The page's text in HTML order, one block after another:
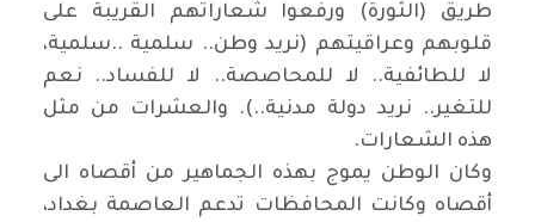
طريق (الثورة) ورفعوا شعاراتهم القريبة على
قلوبهم وعراقيتهم (نريد وطن.. سلمية ..سلمية،
لا للطائفية.. لا للمحاصصة.. لا للفساد.. نعم
للتغير.. نريد دولة مدنية..). والعشرات من مثل
هذه الشعارات.
وكان الوطن يموج بهذه الجماهير من أقصاه الى
أقصاه وكانت المحافظات تدعم العاصمة بغداد،